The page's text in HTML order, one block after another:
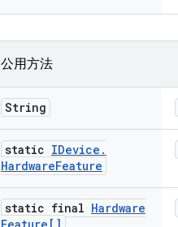
公用方法
String
static IDevice .
HardwareFeature
static final Hardware